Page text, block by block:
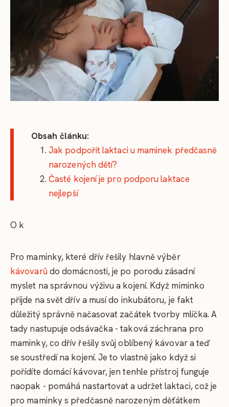
Obsah článku:
Jak podpořit laktaci u maminek předčasně
narozených dětí?
Časté kojení je pro podporu laktace
nejlepší
O k
Pro maminky, které dřív řešily hlavně výběr
kávovarů do domácnosti, je po porodu zásadní
myslet na správnou výživu a kojení. Když miminko
přijde na svět dřív a musí do inkubátoru, je fakt
důležitý správně načasovat začátek tvorby mlíčka. A
tady nastupuje odsávačka - taková záchrana pro
maminky, co dřív řešily svůj oblíbený kávovar a teď
se soustředí na kojení. Je to vlastně jako když si
pořídíte domácí kávovar, jen tenhle přístroj funguje
naopak - pomáhá nastartovat a udržet laktaci, což je
pro maminky s předčasně narozeným děťátkem